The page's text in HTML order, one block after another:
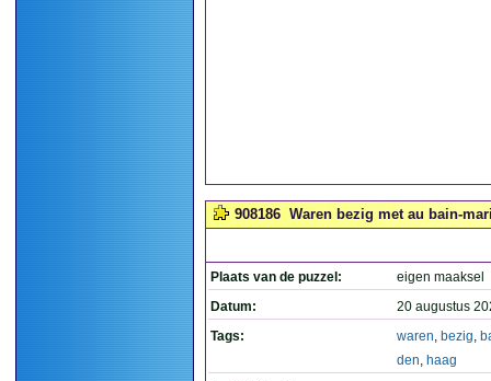
908186 Waren bezig met au bain-
Plaats van de puzzel:
eigen maaksel
Datum:
20 augustus
Tags:
waren, bezig,
den, haag